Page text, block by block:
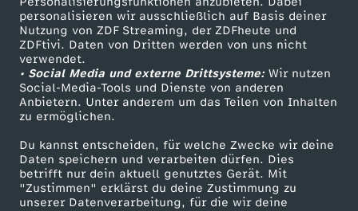
personalisieren wir ausschließlich auf Basis deiner
Nutzung von ZDF Streaming, der ZDFheute und
ZDFtivi. Daten von Dritten werden von uns nicht
verwendet.
• Social Media und externe Drittsysteme:Wir nutzen
Social-Media-Tools und Dienste von anderen
Anbietern. Unter anderem um das Teilen von Inhalten
zu ermöglichen.
Du kannst entscheiden, für welche Zwecke wir deine
Daten speichern und verarbeiten dürfen. Dies
betrifft nur dein aktuell genutztes Gerät. Mit
"Zustimmen" erklärst du deine Zustimmung zu
unserer Datenverarbeitung, für die wir deine
t
z
u
"
L
ZDF Unternehmen
Karriere
ZDF goes Schule
Werbefernsehen
Mainzelmännchen